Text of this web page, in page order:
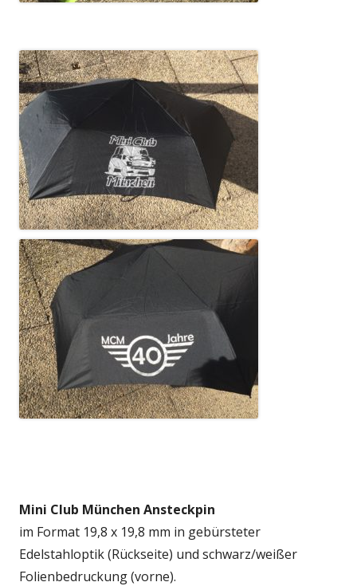
Mini Club München Ansteckpin
im Format 19,8 x 19,8 mm in gebürsteter
Edelstahloptik (Rückseite) und schwarz/weißer
Folienbedruckung (vorne).